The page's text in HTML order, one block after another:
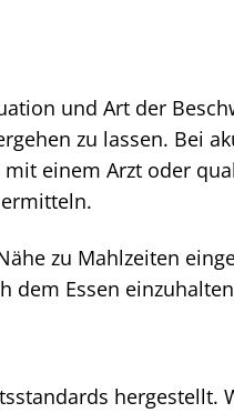
und Art der
zu lassen. Bei
einem Arzt oder
zu Mahlzeiten
dem Essen
hergestellt.